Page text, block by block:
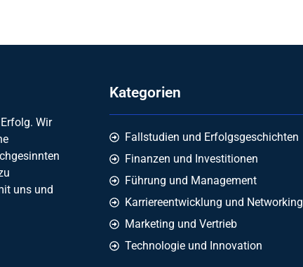
Wir
uns und
Kategorien
Fallstudien und Erfolgsgeschichten
Finanzen und Investitionen
Führung und Management
Karriereentwicklung und Networking
Marketing und Vertrieb
Technologie und Innovation